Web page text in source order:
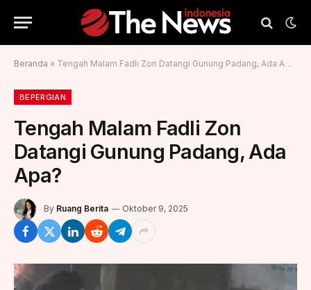
Beranda » Tengah Malam Fadli Zon Datangi Gunung Padang, Ada Apa?
BEPERGIAN
Tengah Malam Fadli Zon
Datangi Gunung Padang, Ada
Apa?
By Ruang Berita Oktober 9, 2025